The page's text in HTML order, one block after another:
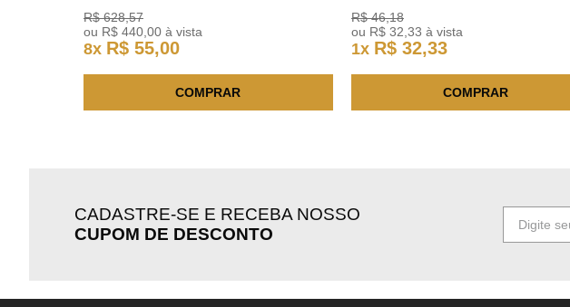
R$ 628,57
ou R$ 440 ,00 à vista
8x R$ 55,00
COMPRAR
R$ 46,18
ou R$ 32 ,33 à vista
1x R$ 32,33
COMPRAR
CADASTRE-SE E RECEBA NOSSO
CUPOM DE DESCONTO